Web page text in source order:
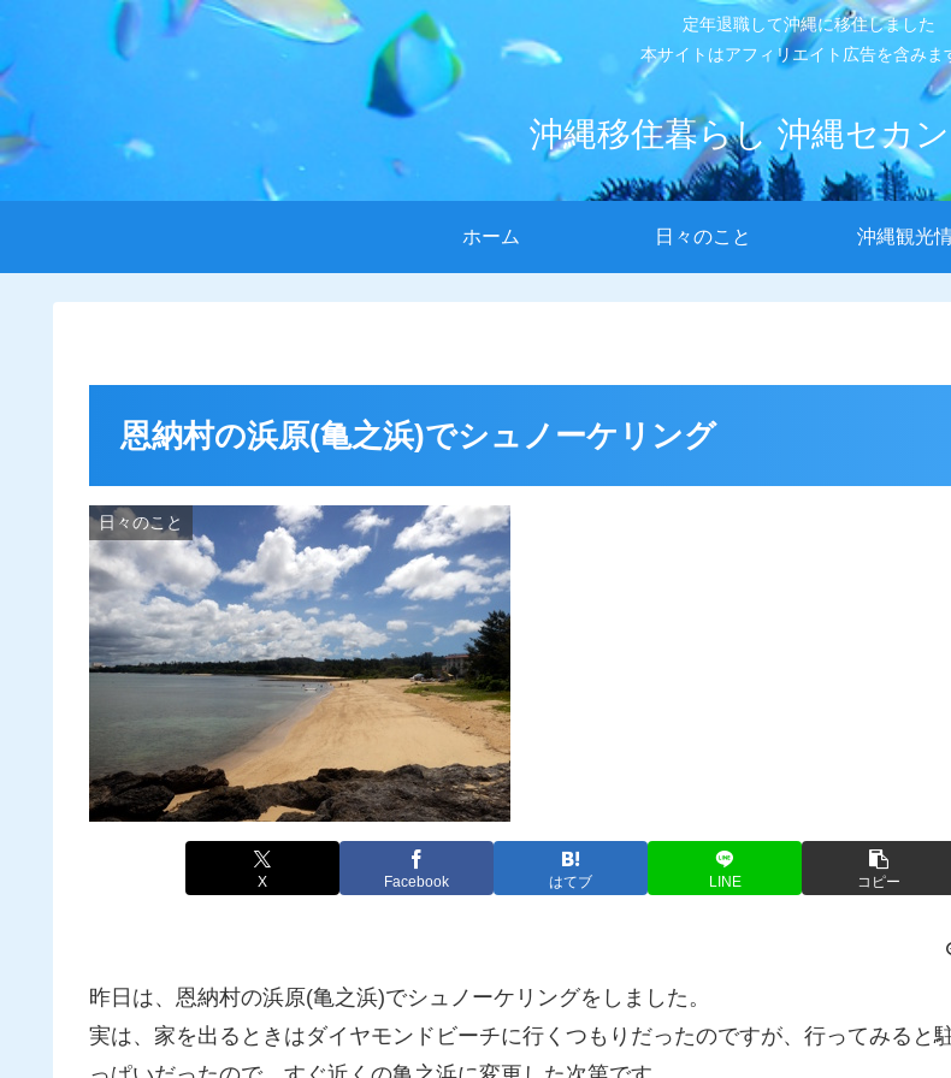
定年退職して沖縄に移住しました
本サイトはアフィリエイト広告を含みま
沖縄移住暮らし 沖縄セカ
ホーム 日々のこと 沖縄観光
恩納村の浜原(亀之浜)でシュノーケリング
日々のこと
X Facebook はてブ LINE コピー
昨日は、恩納村の浜原(亀之浜)でシュノーケリングをしました。
実は、家を出るときはダイヤモンドビーチに行くつもりだったのですが、行ってみると